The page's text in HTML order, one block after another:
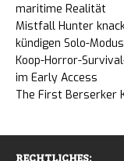
maritime Realität
Mistfall Hunter
kündigen Solo-
Koop-Horror-
im Early Access
The First Berserker
RECHTLICHES: